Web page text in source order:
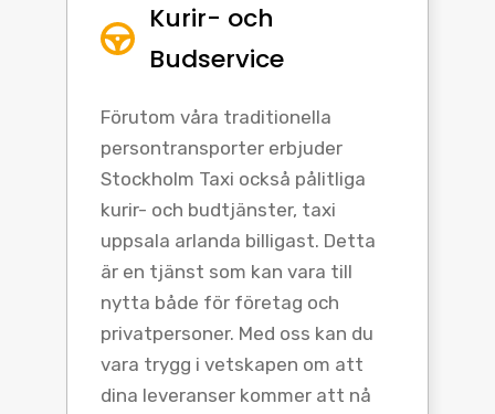
Kurir- och
Budservice
Förutom våra traditionella
persontransporter erbjuder
Stockholm Taxi också pålitliga
kurir- och budtjänster, taxi
uppsala arlanda billigast. Detta
är en tjänst som kan vara till
nytta både för företag och
privatpersoner. Med oss kan du
vara trygg i vetskapen om att
dina leveranser kommer att nå